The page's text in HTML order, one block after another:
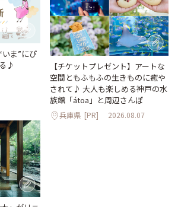
いま”にぴ
♪
【チケットプレゼント】アートな
空間ともふもふの生きものに癒や
されて♪ 大人も楽しめる神戸の水
族館「átoa」と周辺さんぽ
兵庫県 [PR] 2026.08.07